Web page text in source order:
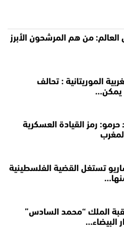
من هم المرشحون الأبرز
الموريتانية : تحالف
يمكن…
حرمو: رمز القيادة العسكرية
تستغل القضية الفلسطينية
الملك “محمد السادس”
البيضاء…